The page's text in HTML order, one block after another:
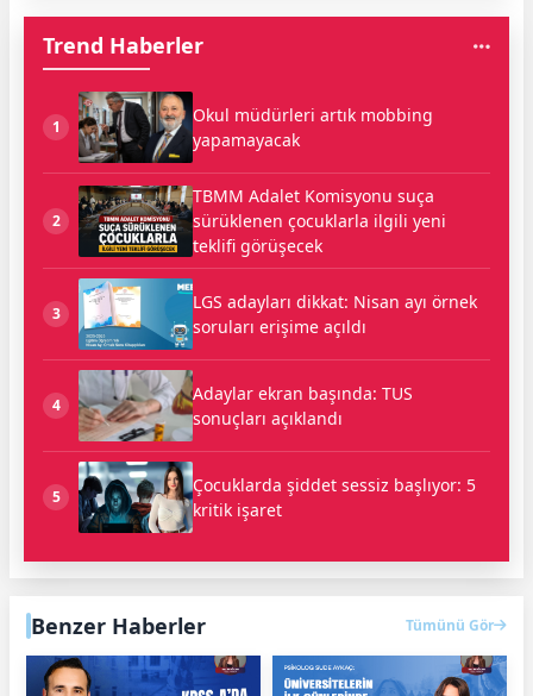
Trend Haberler
1
Okul müdürleri artık mobbing
yapamayacak
2
TBMM Adalet Komisyonu suça
sürüklenen çocuklarla ilgili yeni
teklifi görüşecek
3
LGS adayları dikkat: Nisan ayı örnek
soruları erişime açıldı
4
Adaylar ekran başında: TUS
sonuçları açıklandı
5
Çocuklarda şiddet sessiz başlıyor: 5
kritik işaret
Benzer Haberler Tümünü Gör